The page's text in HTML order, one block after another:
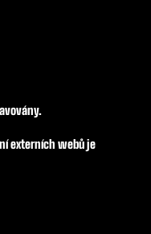
externích webů je